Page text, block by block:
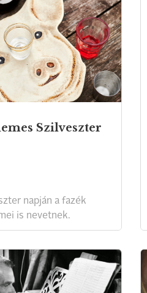
Szilveszter
napján a fazék
is nevetnek.